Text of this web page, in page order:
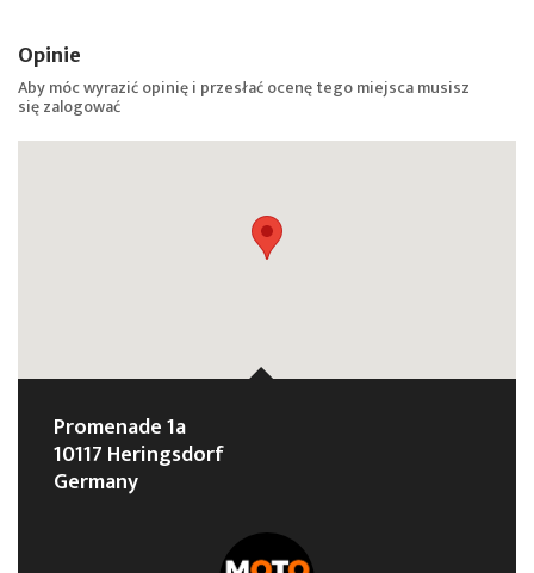
Opinie
Aby móc wyrazić opinię i przesłać ocenę tego miejsca musisz
sięzalogować
Promenade 1a
10117 Heringsdorf
Germany